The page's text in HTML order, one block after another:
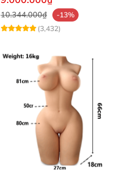
10.344.000₫
-13%
(3,432)